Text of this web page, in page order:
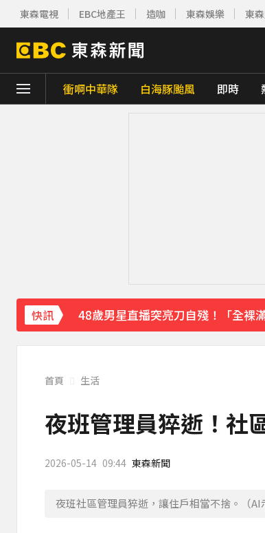
東森電視 EBC地產王 造咖 東森娛樂 東
衝啊中華隊 白海豚颱風 即時
快訊
48歲男星直播突亮刀自殘！「全裸
遭前夫割頸脅迫！「兇版李毓芬」
停更1個月全面復工！蔡阿嘎甩抄襲
下載東森App，隨時掌握天下大小事
首頁 生活
夜班管理員猝逝！社
2026-05-14 09:44 東森新聞
夜班社區管理員猝逝，讓住戶相當不捨。（AI